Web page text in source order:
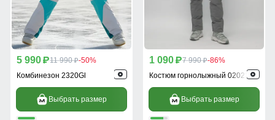
5 990 p11 990 p-50%
Комбинезон 2320Gl
Выбрать размер
1 090 p7 990 p-86%
Костюм горнолыжный 020231Gl
Выбрать размер